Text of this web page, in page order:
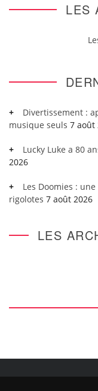
LES
Divertissement :
musique seuls 7 août
Lucky Luke a 80
2026
Les Doomies :
rigolotes 7 août 2026
LES